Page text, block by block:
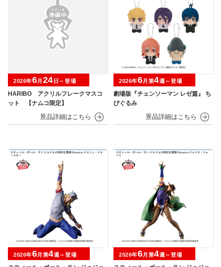
HARIBO アクリルフレークマスコ
ット 【ナムコ限定】
2026年6月 24 日～登場
劇場版『チェンソーマン レゼ篇』 ち
びぐるみ
2026年6月第4週～登場
2026年6月第4週～登場 2026年6月第4週～登場